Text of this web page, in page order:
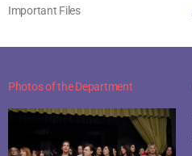
Important Files
Photos of the Department